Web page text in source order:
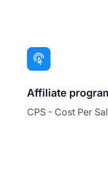
Affiliate
CPS - Cost Per